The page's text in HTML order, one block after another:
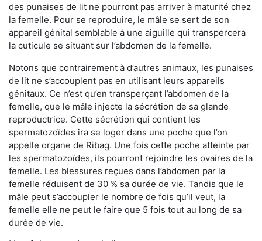
des punaises de lit ne pourront pas arriver à maturité chez
la femelle. Pour se reproduire, le mâle se sert de son
appareil génital semblable à une aiguille qui transpercera
la cuticule se situant sur l’abdomen de la femelle.
Notons que contrairement à d’autres animaux, les punaises
de lit ne s’accouplent pas en utilisant leurs appareils
génitaux. Ce n’est qu’en transperçant l’abdomen de la
femelle, que le mâle injecte la sécrétion de sa glande
reproductrice. Cette sécrétion qui contient les
spermatozoïdes ira se loger dans une poche que l’on
appelle organe de Ribag. Une fois cette poche atteinte par
les spermatozoïdes, ils pourront rejoindre les ovaires de la
femelle. Les blessures reçues dans l’abdomen par la
femelle réduisent de 30 % sa durée de vie. Tandis que le
mâle peut s’accoupler le nombre de fois qu’il veut, la
femelle elle ne peut le faire que 5 fois tout au long de sa
durée de vie.